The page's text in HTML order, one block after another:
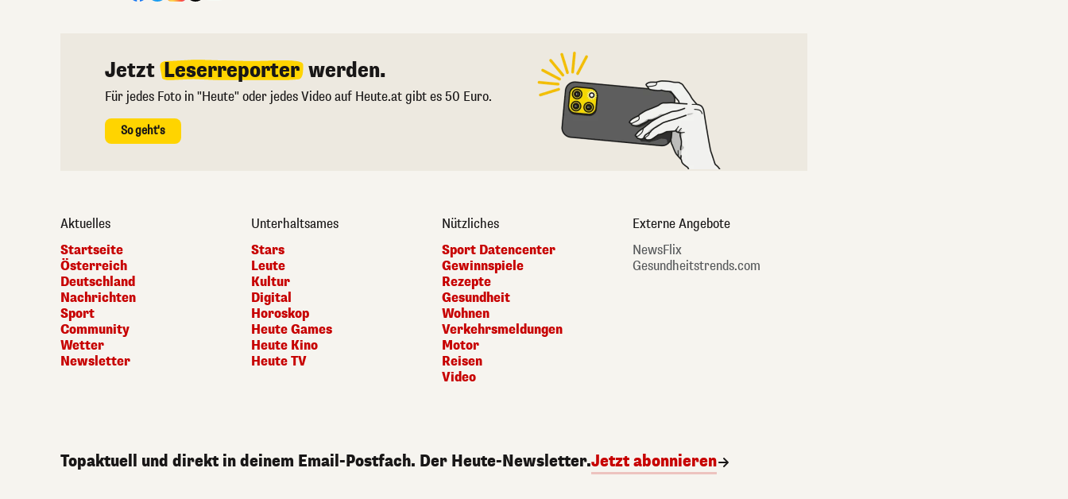
Jetzt Leserreporter werden.
Für jedes Foto in "Heute" oder jedes Video auf Heute.at gibt es 50 Euro.
So geht's
Aktuelles
Startseite
Österreich
Deutschland
Nachrichten
Sport
Community
Wetter
Newsletter
Unterhaltsames
Stars
Leute
Kultur
Digital
Horoskop
Heute Games
Heute Kino
Heute TV
Nützliches
Sport Datencenter
Gewinnspiele
Rezepte
Gesundheit
Wohnen
Verkehrsmeldungen
Motor
Reisen
Video
Externe Angebote
NewsFlix
Gesundheitstrends.com
Topaktuell und direkt in deinem Email-Postfach. Der Heute-Newsletter.Jetzt abonnieren